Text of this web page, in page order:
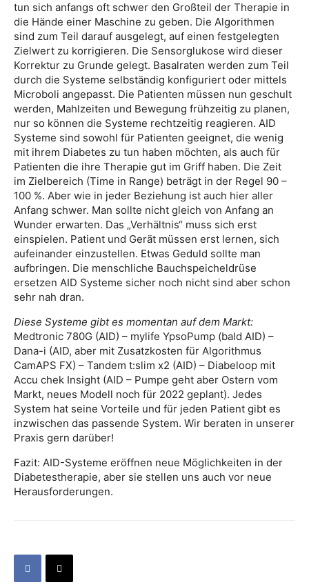
tun sich anfangs oft schwer den Großteil der Therapie in
die Hände einer Maschine zu geben. Die Algorithmen
sind zum Teil darauf ausgelegt, auf einen festgelegten
Zielwert zu korrigieren. Die Sensorglukose wird dieser
Korrektur zu Grunde gelegt. Basalraten werden zum Teil
durch die Systeme selbständig konfiguriert oder mittels
Microboli angepasst. Die Patienten müssen nun geschult
werden, Mahlzeiten und Bewegung frühzeitig zu planen,
nur so können die Systeme rechtzeitig reagieren. AID
Systeme sind sowohl für Patienten geeignet, die wenig
mit ihrem Diabetes zu tun haben möchten, als auch für
Patienten die ihre Therapie gut im Griff haben. Die Zeit
im Zielbereich (Time in Range) beträgt in der Regel 90 –
100 %. Aber wie in jeder Beziehung ist auch hier aller
Anfang schwer. Man sollte nicht gleich von Anfang an
Wunder erwarten. Das „Verhältnis“ muss sich erst
einspielen. Patient und Gerät müssen erst lernen, sich
aufeinander einzustellen. Etwas Geduld sollte man
aufbringen. Die menschliche Bauchspeicheldrüse
ersetzen AID Systeme sicher noch nicht sind aber schon
sehr nah dran.
Diese Systeme gibt es momentan auf dem Markt:
Medtronic 780G (AID) – mylife YpsoPump (bald AID) –
Dana-i (AID, aber mit Zusatzkosten für Algorithmus
CamAPS FX) – Tandem t:slim x2 (AID) – Diabeloop mit
Accu chek Insight (AID – Pumpe geht aber Ostern vom
Markt, neues Modell noch für 2022 geplant). Jedes
System hat seine Vorteile und für jeden Patient gibt es
inzwischen das passende System. Wir beraten in unserer
Praxis gern darüber!
Fazit: AID-Systeme eröffnen neue Möglichkeiten in der
Diabetestherapie, aber sie stellen uns auch vor neue
Herausforderungen.